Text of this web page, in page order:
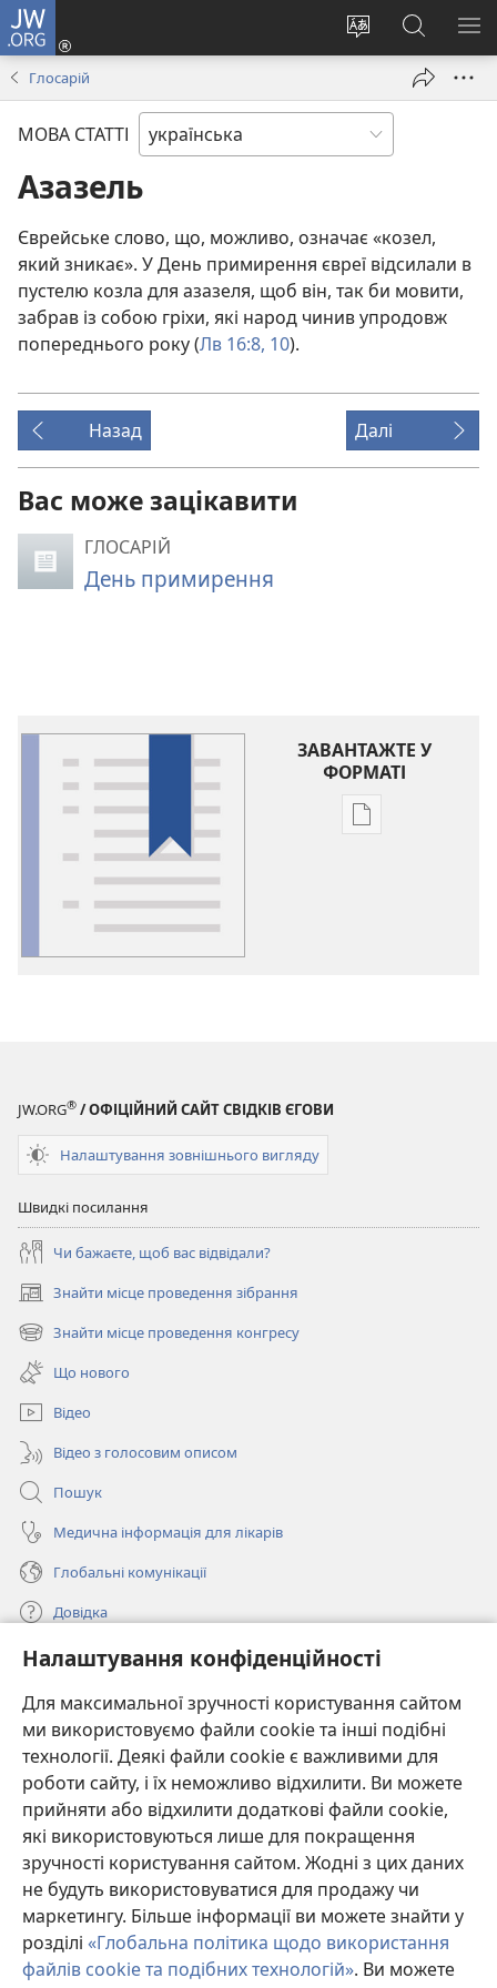
Налаштування конфіденційності
Для максимальної зручності користування сайтом
ми використовуємо файли cookie та інші подібні
технології. Деякі файли cookie є важливими для
роботи сайту, і їх неможливо відхилити. Ви можете
прийняти або відхилити додаткові файли cookie,
які використовуються лише для покращення
зручності користування сайтом. Жодні з цих даних
не будуть використовуватися для продажу чи
маркетингу. Більше інформації ви можете знайти у
розділі «Глобальна політика щодо використання
файлів cookie та подібних технологій». Ви можете
JW.ORG
Змінити
Увійти
(відкривається
вікні)
Пошук
на
сайті
Глосарій
МОВА СТАТТІ
Азазель
Єврейське слово, що, можливо, означає «козел,
який зникає». У День примирення євреї відсилали в
пустелю козла для азазеля, щоб він, так би мовити,
забрав із собою гріхи, які народ чинив упродовж
попереднього року (Лв 16:8, 10).
Назад Далі
Вас може зацікавити
ГЛОСАРІЙ
День примирення
ЗАВАНТАЖТЕ У
ФОРМАТІ
Параметри
JW.ORG® / ОФІЦІЙНИЙ САЙТ СВІДКІВ ЄГОВИ
Налаштування зовнішнього вигляду
Швидкі посилання
Чи бажаєте, щоб вас відвідали?
Знайти місце проведення зібрання
(відкривається
у
новому
вікні)
Знайти місце проведення конгресу
(відкривається
новому
вікні)
Що нового
Відео
Відео з голосовим описом
Пошук
Медична інформація для лікарів
Глобальні комунікації
Довідка
Пожертви
(відкривається
у
новому
вікні)
ОНЛАЙН-БІБЛІОТЕКА Товариства «Вартова башта»™
(відкривається
у
новому
вікні)
JW Hub ®
(відкривається
у
новомуJW Library
Watchtower Library